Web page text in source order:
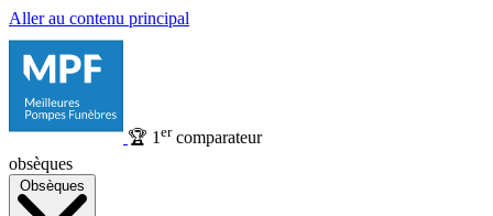
Aller au contenu principal
🏆 1 ercomparateur
obsèques
Obsèques